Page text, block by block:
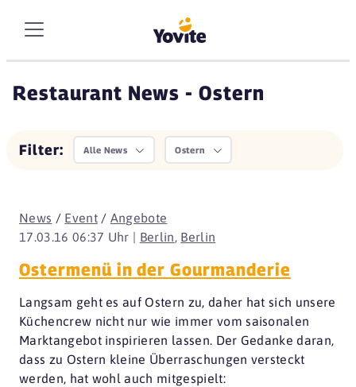
Restaurant News - Ostern
Filter: Alle News Ostern
17.03.16 06:37 Uhr | Berlin, Berlin
News / Event/ Angebote
Ostermenü in der Gourmanderie
Langsam geht es auf Ostern zu, daher hat sich unsere
Küchencrew nicht nur wie immer vom saisonalen
Marktangebot inspirieren lassen. Der Gedanke daran,
dass zu Ostern kleine Überraschungen versteckt
werden, hat wohl auch mitgespielt: